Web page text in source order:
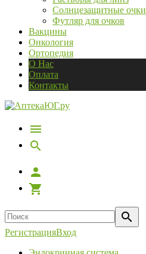
Солнцезащитные очки
Футляр для очков
Вакцины
Онкология
Ортопедия
О Нас
Оплата
Контакты
РегистрацияВход